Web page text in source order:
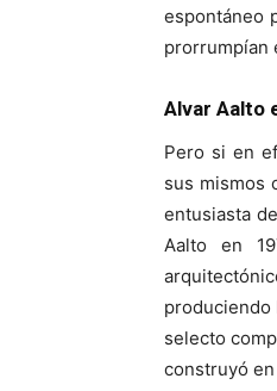
espontáneo
prorrumpían
Alvar Aalto
Pero si en
sus mismos
entusiasta
Aalto en
produciendo
selecto
construyó